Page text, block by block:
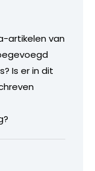
artikelen van
Is er in dit